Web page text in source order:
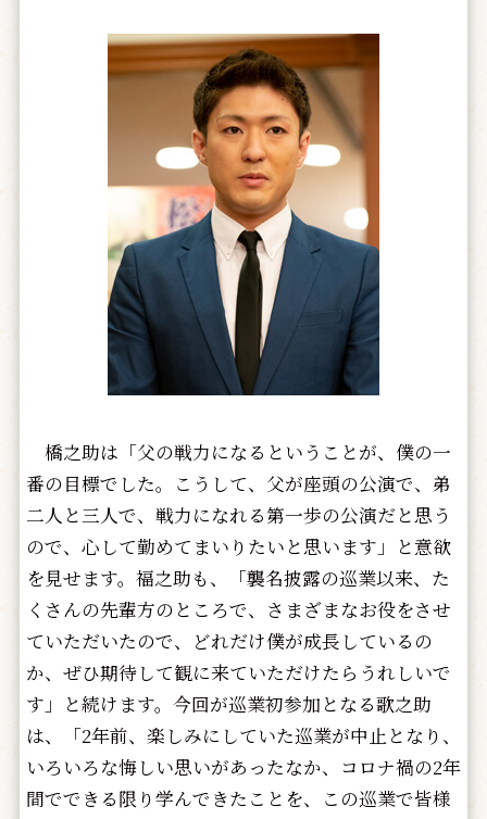
橋之助は「父の戦力になるということが、僕の一
番の目標でした。こうして、父が座頭の公演で、弟
二人と三人で、戦力になれる第一歩の公演だと思う
ので、心して勤めてまいりたいと思います」と意欲
を見せます。福之助も、「襲名披露の巡業以来、た
くさんの先輩方のところで、さまざまなお役をさせ
ていただいたので、どれだけ僕が成長しているの
か、ぜひ期待して観に来ていただけたらうれしいで
す」と続けます。今回が巡業初参加となる歌之助
は、「2年前、楽しみにしていた巡業が中止となり、
いろいろな悔しい思いがあったなか、コロナ禍の2年
間でできる限り学んできたことを、この巡業で皆様